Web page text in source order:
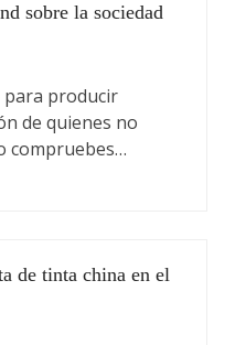
sobre la sociedad
para producir
de quienes no
compruebes…
de tinta china en el